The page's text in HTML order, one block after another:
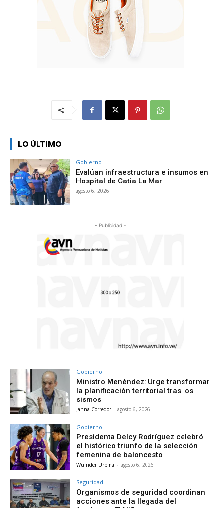
LO ÚLTIMO
Gobierno
Evalúan infraestructura e insumos en
Hospital de Catia La Mar
agosto 6, 2026
- Publicidad -
Gobierno
Ministro Menéndez: Urge transformar
la planificación territorial tras los
sismos
Janna Corredor - agosto 6, 2026
Gobierno
Presidenta Delcy Rodríguez celebró
el histórico triunfo de la selección
femenina de baloncesto
Wuinder Urbina - agosto 6, 2026
Seguridad
Organismos de seguridad coordinan
acciones ante la llegada del